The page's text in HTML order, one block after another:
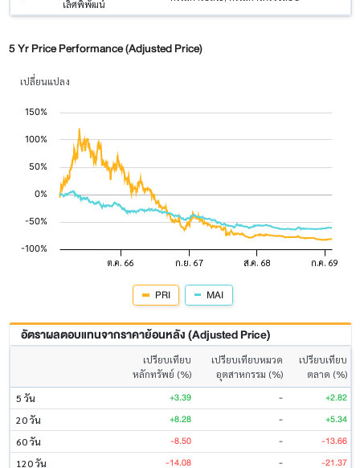
เลิศพิพัฒน์
5 Yr Price Performance (Adjusted Price)
เปลี่ยนแปลง
PRI MAI
อัตราผลตอบแทนจากราคาย้อนหลัง (Adjusted Price)
เปรียบเทียบ
หลักทรัพย์ (%)
เปรียบเทียบหมวด
อุตสาหกรรม (%)
เปรียบเทียบ
ตลาด (%)
5 วัน
+3.39 - +2.82
20 วัน +8.28 - +5.34
60 วัน -8.50 - -13.66
120 วัน -14.08 - -21.37